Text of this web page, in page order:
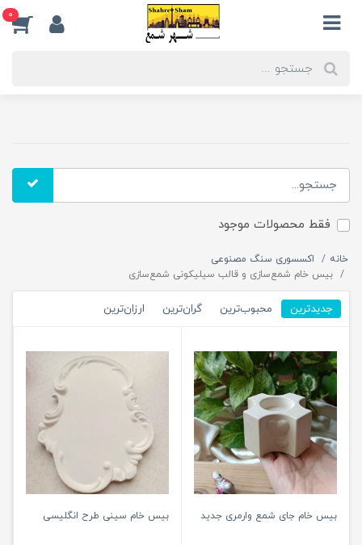
0
فقط محصولات موجود
خانه
اکسسوری سنگ مصنوعی
بیس خام شمع‌سازی و قالب سیلیکونی شمع‌سازی
جدیدترین محبوب‌ترین گران‌ترین ارزان‌ترین
بیس خام جای شمع وارمری جدید بیس خام سینی طرح انگلیسی